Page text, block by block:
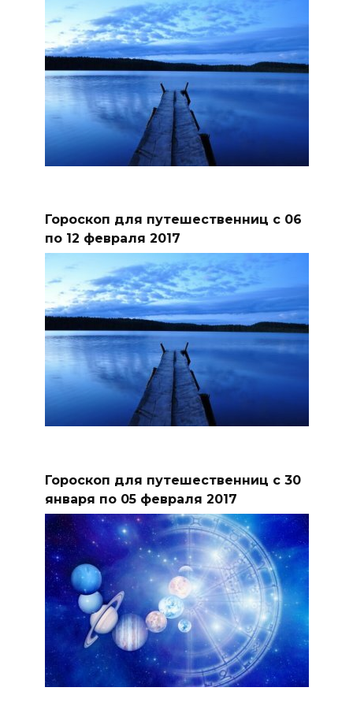
Гороскоп для путешественниц с 06
по 12 февраля 2017
Гороскоп для путешественниц с 30
января по 05 февраля 2017